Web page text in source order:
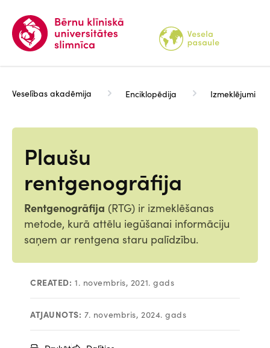
galveno
saturu
Veselības akadēmija Enciklopēdija Izmeklējumi
Plaušu
rentgenogrāfija
Rentgenogrāfija (RTG) ir izmeklēšanas
metode, kurā attēlu iegūšanai informāciju
saņem ar rentgena staru palīdzību.
CREATED: 1. novembris, 2021. gads
ATJAUNOTS: 7. novembris, 2024. gads